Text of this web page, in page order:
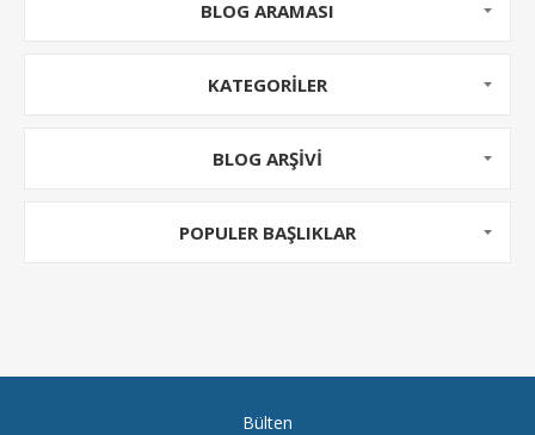
BLOG ARAMASI
KATEGORILER
BLOG ARŞIVI
POPULER BAŞLIKLAR
Bülten